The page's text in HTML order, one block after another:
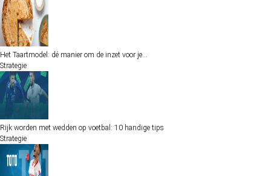
Het Taartmodel: dé manier om de inzet voor je…
Strategie
Rijk worden met wedden op voetbal: 10 handige tips
Strategie